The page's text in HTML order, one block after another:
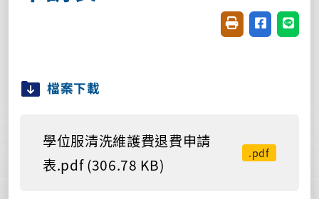
友善列印(開新視
分享至臉書
分享
檔案下載
學位服清洗維護費退費申請
表.pdf (306.78 KB)
.pdf